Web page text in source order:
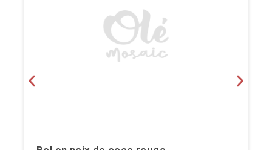
Castellón de la Plana